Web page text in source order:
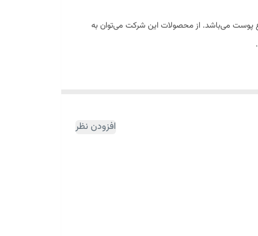
با انواع پوست می‌باشد. از محصولات این شرکت می‌توان به
نمی‌کند و برای لک و درمان حساسیت‌های پوستیافزودن نظر